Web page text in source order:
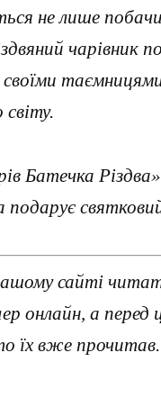
не лише
чарівник
Батечка
сайті
онлайн, а
їх вже